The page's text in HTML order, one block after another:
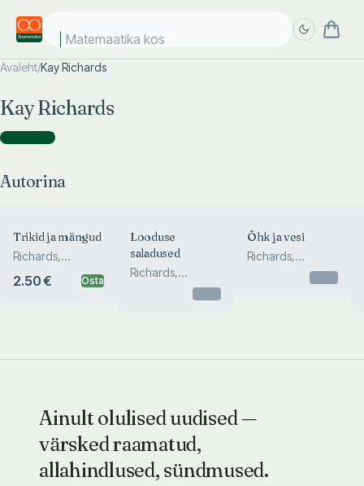
Matemaatika kosm
Avaleht/Kay Richards
Kay Richards
Autorina )
Autorina
Trikid ja mängud
Richards,
2.50 € Osta
Looduse
saladused
Richards,
Õhk ja vesi
Richards,
Ainult olulised uudised —
värsked raamatud,
allahindlused, sündmused.